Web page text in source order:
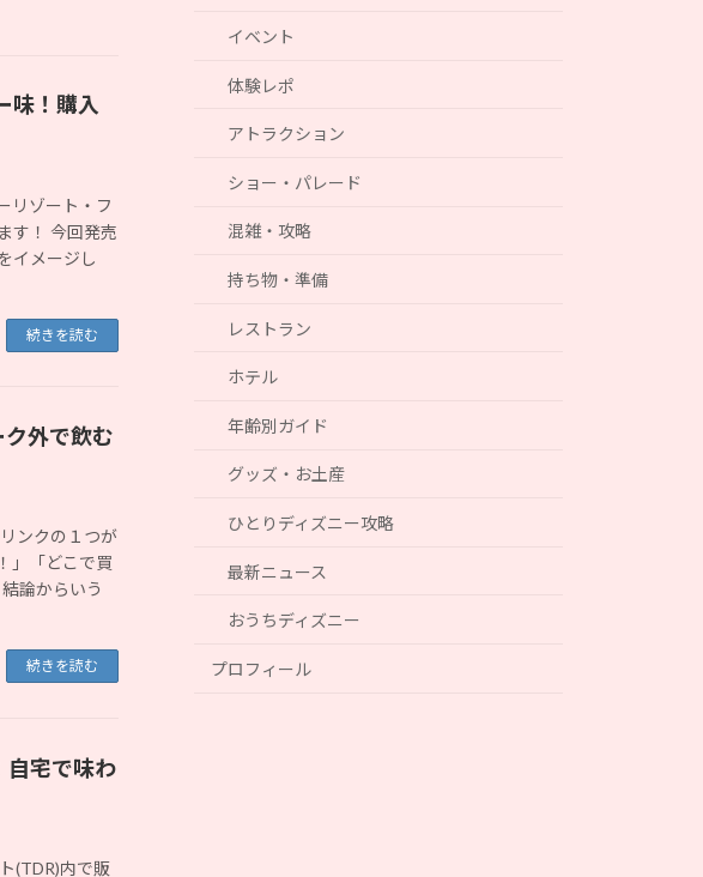
味！購入
リゾート・フ
す！ 今回発売
イメージし
続きを読む
外で飲む
ンクの１つが
」「どこで買
論からいう
続きを読む
自宅で味わ
(TDR)内で販
イベント
体験レポ
アトラクション
ショー・パレード
混雑・攻略
持ち物・準備
レストラン
ホテル
年齢別ガイド
グッズ・お土産
ひとりディズニー攻略
最新ニュース
おうちディズニー
プロフィール